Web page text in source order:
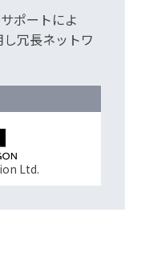
ポートによ
冗長ネットワ
Ltd.